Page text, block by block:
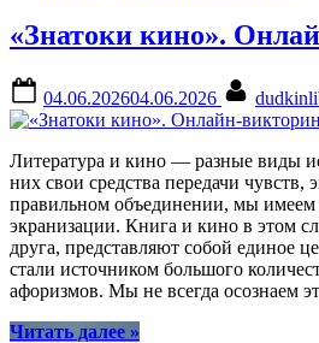
«Знатоки кино».
on
04.06.202604.06.2026
Литература и кино — разные виды
них свои средства передачи
правильном объединении, мы имеем
экранизации. Книга и кино в этом
друга, представляют собой единое
стали источником большого
афоризмов. Мы не всегда осознаем
Читать далее“«Знатоки
»